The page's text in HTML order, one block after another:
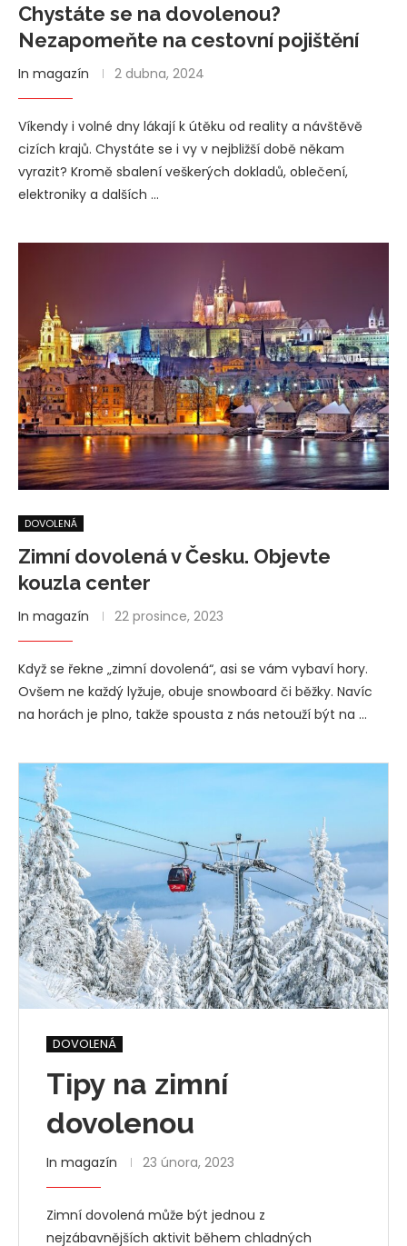
Chystáte se na dovolenou?
Nezapomeňte na cestovní pojištění
In magazín 2 dubna, 2024
Víkendy i volné dny lákají k útěku od reality a návštěvě
cizích krajů. Chystáte se i vy v nejbližší době někam
vyrazit? Kromě sbalení veškerých dokladů, oblečení,
elektroniky a dalších …
DOVOLENÁ
Zimní dovolená v Česku. Objevte
kouzla center
In magazín 22 prosince, 2023
Když se řekne „zimní dovolená“, asi se vám vybaví hory.
Ovšem ne každý lyžuje, obuje snowboard či běžky. Navíc
na horách je plno, takže spousta z nás netouží být na …
DOVOLENÁ
Tipy na zimní
dovolenou
In magazín 23 února, 2023
Zimní dovolená může být jednou z
nejzábavnějších aktivit během chladných